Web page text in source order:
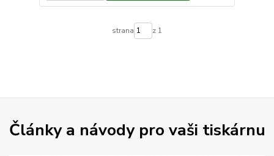
strana z 1
Články a návody pro vaši tiskárnu